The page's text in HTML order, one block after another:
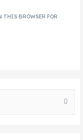
THIS BROWSER FOR